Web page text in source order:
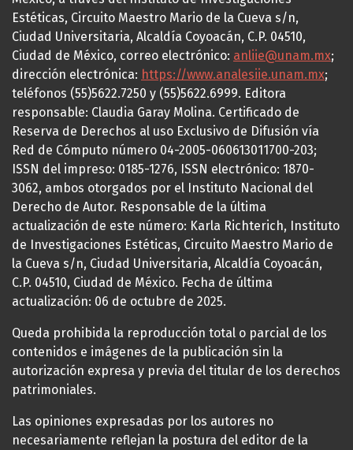
Estéticas, Circuito Maestro Mario de la Cueva s/n,
Ciudad Universitaria, Alcaldía Coyoacán, C.P. 04510,
Ciudad de México, correo electrónico: anliie@unam.mx;
dirección electrónica: https://www.analesiie.unam.mx;
teléfonos (55)5622.7250 y (55)5622.6999. Editora
responsable: Claudia Garay Molina. Certificado de
Reserva de Derechos al uso Exclusivo de Difusión vía
Red de Cómputo número 04-2005-060613011700-203;
ISSN del impreso: 0185-1276, ISSN electrónico: 1870-
3062, ambos otorgados por el Instituto Nacional del
Derecho de Autor. Responsable de la última
actualización de este número: Karla Richterich, Instituto
de Investigaciones Estéticas, Circuito Maestro Mario de
la Cueva s/n, Ciudad Universitaria, Alcaldía Coyoacán,
C.P. 04510, Ciudad de México. Fecha de última
actualización: 06 de octubre de 2025.
Queda prohibida la reproducción total o parcial de los
contenidos e imágenes de la publicación sin la
autorización expresa y previa del titular de los derechos
patrimoniales.
Las opiniones expresadas por los autores no
necesariamente reflejan la postura del editor de la